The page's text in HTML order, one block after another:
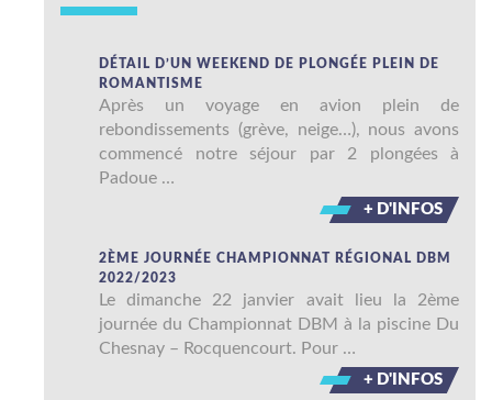
DÉTAIL D’UN WEEKEND DE PLONGÉE PLEIN DE
ROMANTISME
Après un voyage en avion plein de
rebondissements (grève, neige…), nous avons
commencé notre séjour par 2 plongées à
Padoue …
+ D'INFOS
2ÈME JOURNÉE CHAMPIONNAT RÉGIONAL DBM
2022/2023
Le dimanche 22 janvier avait lieu la 2ème
journée du Championnat DBM à la piscine Du
Chesnay – Rocquencourt. Pour …
+ D'INFOS